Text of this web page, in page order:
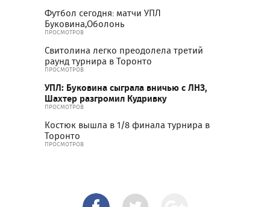
Футбол сегодня: матчи УПЛ
Буковина,Оболонь
ПРОСМОТРОВ
Свитолина легко преодолела третий
раунд турнира в Торонто
ПРОСМОТРОВ
УПЛ: Буковина сыграла вничью с ЛНЗ,
Шахтер разгромил Кудривку
ПРОСМОТРОВ
Костюк вышла в 1/8 финала турнира в
Торонто
ПРОСМОТРОВ